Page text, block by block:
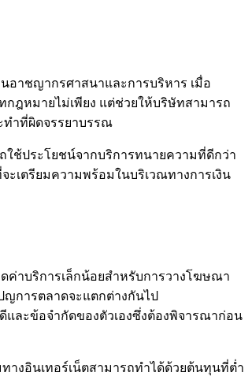
อาชญากรศาสนาและการบริหาร เมื่อ
ฎหมายไม่เพียง แต่ช่วยให้บริษัทสามารถ
ทำที่ผิดจรรยาบรรณ
ใช้ประโยชน์จากบริการทนายความที่ดีกว่า
เตรียมความพร้อมในบริเวณทางการเงิน
ค่าบริการเล็กน้อยสำหรับการวางโฆษณา
การตลาดจะแตกต่างกันไป
ละข้อจำกัดของตัวเองซึ่งต้องพิจารณาก่อน
งอินเทอร์เน็ตสามารถทำได้ด้วยต้นทุนที่ต่ำ